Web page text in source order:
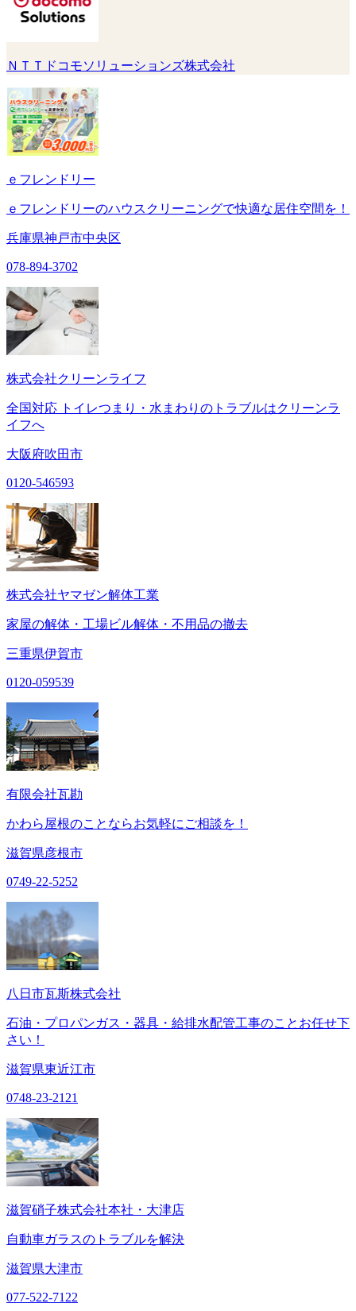
ＮＴＴドコモソリューションズ株式会社
ｅフレンドリー
ｅフレンドリーのハウスクリーニングで快適な居住空間を！
兵庫県神戸市中央区
078-894-3702
株式会社クリーンライフ
全国対応 トイレつまり・水まわりのトラブルはクリーンラ
イフへ
大阪府吹田市
0120-546593
株式会社ヤマゼン解体工業
家屋の解体・工場ビル解体・不用品の撤去
三重県伊賀市
0120-059539
有限会社瓦勘
かわら屋根のことならお気軽にご相談を！
滋賀県彦根市
0749-22-5252
八日市瓦斯株式会社
石油・プロパンガス・器具・給排水配管工事のことお任せ下
さい！
滋賀県東近江市
0748-23-2121
滋賀硝子株式会社本社・大津店
自動車ガラスのトラブルを解決
滋賀県大津市
077-522-7122